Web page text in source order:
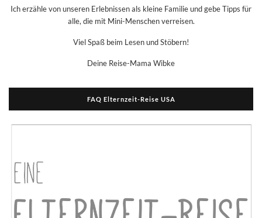
Ich erzähle von unseren Erlebnissen als kleine Familie und gebe Tipps für
alle, die mit Mini-Menschen verreisen.
Viel Spaß beim Lesen und Stöbern!
Deine Reise-Mama Wibke
FAQ Elternzeit-Reise USA